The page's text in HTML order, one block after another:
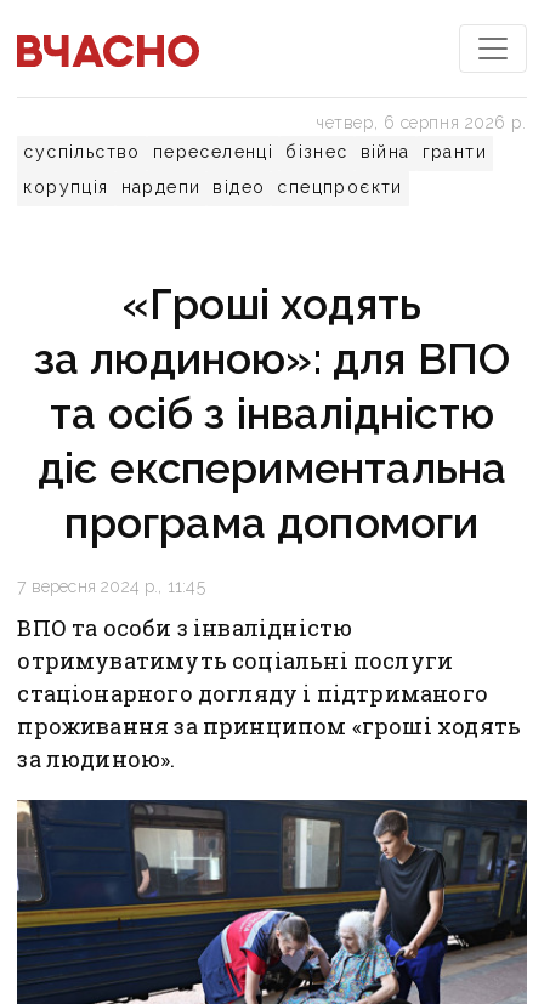
суспільство переселенці бізнес війна
гранти
корупція
нардепи відео спецпроєкти
четвер, 6 серпня 2026 р.
«Гроші ходять
за людиною»: для ВПО
та осіб з інвалідністю
діє експериментальна
програма допомоги
7 вересня 2024 р., 11:45
ВПО та особи з інвалідністю
отримуватимуть соціальні послуги
стаціонарного догляду і підтриманого
проживання за принципом «гроші ходять
за людиною».